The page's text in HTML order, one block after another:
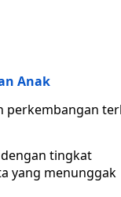
Anak
perkembangan
tingkat
yang menunggak